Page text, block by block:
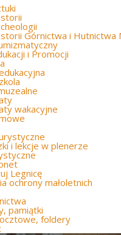
Górnictwa i Hutnictwa
i Promocji
wakacyjne
i lekcje w plenerze
Legnicę
ochrony małoletnich
pamiątki
foldery